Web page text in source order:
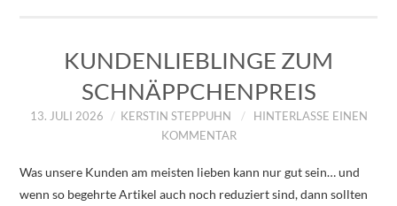
ÜBER UNS
ZUM SHOP
DATENSCHUTZERKLÄRUNG
KUNDENLIEBLINGE ZUM
SCHNÄPPCHENPREIS
13. JULI 2026 KERSTIN STEPPUHN
HINTERLASSE EINEN
KOMMENTAR
Was unsere Kunden am meisten lieben kann nur gut sein… und
wenn so begehrte Artikel auch noch reduziert sind, dann sollten